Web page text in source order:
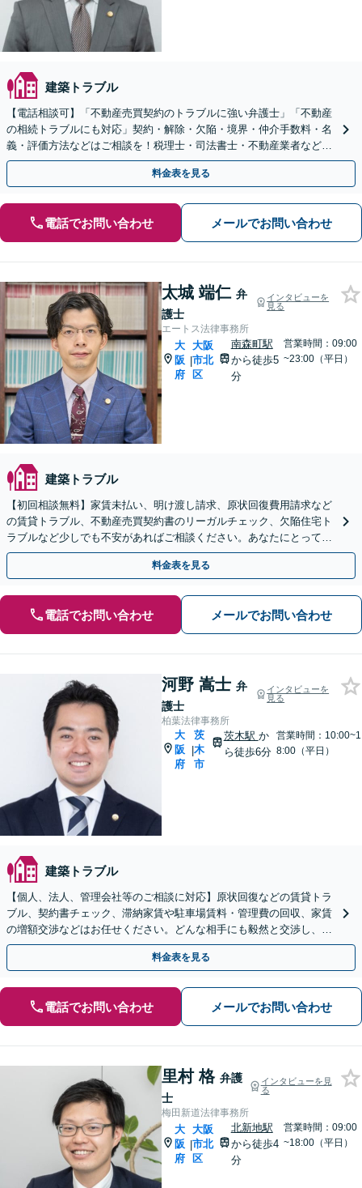
建築トラブル
【電話相談可】「不動産売買契約のトラブルに強い弁護士」「不動産
の相続トラブルにも対応」契約・解除・欠陥・境界・仲介手数料・名
義・評価方法などはご相談を！税理士・司法書士・不動産業者などと
連携対応◎【英語・韓国語対応】
料金表を見る
電話でお問い合わせ メールでお問い合わせ
太城 端仁 弁
護士
インタビューを
見る
エートス法律事務所
大
阪
府
|
大阪
市北
区
南森町駅
から徒歩5
分
営業時間：09:00
~23:00（平日）
建築トラブル
【初回相談無料】家賃未払い、明け渡し請求、原状回復費用請求など
の賃貸トラブル、不動産売買契約書のリーガルチェック、欠陥住宅ト
ラブルなど少しでも不安があればご相談ください。あなたにとって最
善の解決を目指します【ビデオ面談可】【南森町駅7分】
料金表を見る
電話でお問い合わせ メールでお問い合わせ
河野 嵩士 弁
護士
インタビューを
見る
柏葉法律事務所
大
阪
府
|
茨
木
市
茨木駅 か
ら徒歩6分
営業時間：10:00~1
8:00（平日）
建築トラブル
【個人、法人、管理会社等のご相談に対応】原状回復などの賃貸トラ
ブル、契約書チェック、滞納家賃や駐車場賃料・管理費の回収、家賃
の増額交渉などはお任せください。どんな相手にも毅然と交渉し、迅
速かつ円満な解決を目指します【夜間／休日相談対応可】
料金表を見る
電話でお問い合わせ メールでお問い合わせ
里村 格 弁護
士
インタビューを見
る
梅田新道法律事務所
大
阪
府
|
大阪
市北
区
北新地駅
から徒歩4
分
営業時間：09:00
~18:00（平日）